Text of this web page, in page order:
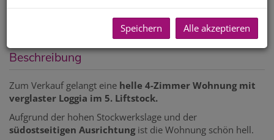
Beschreibung
Zum Verkauf gelangt eine helle 4-Zimmer Wohnung mit
verglaster Loggia im 5. Liftstock.
Aufgrund der hohen Stockwerkslage und der
südostseitigen Ausrichtung ist die Wohnung schön hell.
Speichern Alle akzeptieren